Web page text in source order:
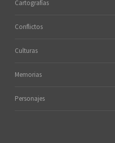
Cartografías
Conflictos
Culturas
Memorias
Personajes